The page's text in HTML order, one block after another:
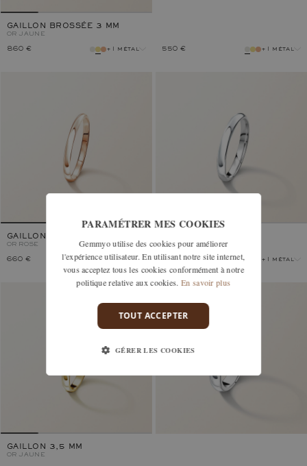
GAILLON BROSSÉE 3 MM
OR JAUNE
860 € +1 métal 550 € +1 métal
GAILLON 2,5 MM
OR ROSE
660 €
+1 métal
OR BLANC
800 €
+1 métal
métal
GAILLON 3,5 MM
OR JAUNE
PARAMÉTRER MES COOKIES
Gemmyo utilise des cookies pour améliorer
l'expérience utilisateur. En utilisant notre site internet,
vous acceptez tous les cookies conformément à notre
politique relative aux cookies. En savoir plus
TOUT ACCEPTER
GÉRER LES COOKIES